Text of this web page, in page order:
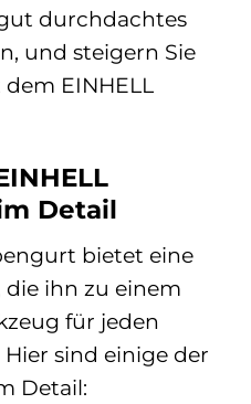
durchdachtes
und steigern Sie
EINHELL
Detail
bietet eine
die ihn zu einem
für jeden
sind einige der
Detail: